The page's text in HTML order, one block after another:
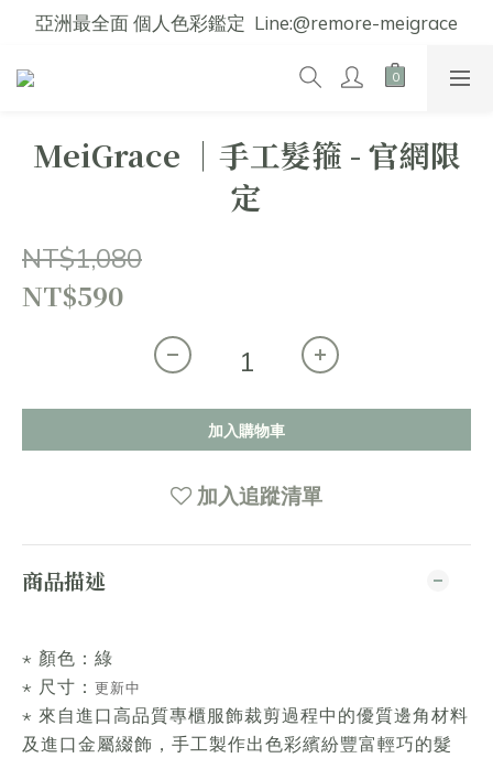
亞洲最全面 個人色彩鑑定  Line:@remore-meigrace
MeiGrace │手工髮箍 - 官網限
定
NT$1,080
NT$590
加入購物車
加入追蹤清單
商品描述
⋆ 顏色：綠
⋆ 尺寸： 更新中
⋆ 來自進口高品質專櫃服飾裁剪過程中的優質邊角材料
及進口金屬綴飾，手工製作出色彩繽紛豐富輕巧的髮